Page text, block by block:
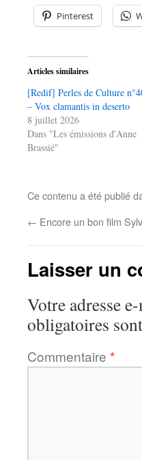
Pinterest
Articles similaires
[Redif] Perles de Culture
– Vox clamantis in deserto
8 juillet 2026
Dans "Les émissions d'Anne
Brassié"
Ce contenu a été publié
← Encore un bon film
Laisser un
Votre adresse
obligatoires
Commentaire *